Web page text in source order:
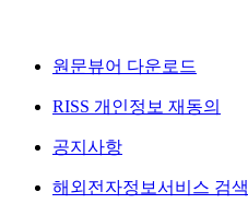
원문뷰어 다운로드
RISS 개인정보 재동의
공지사항
해외전자정보서비스 검색